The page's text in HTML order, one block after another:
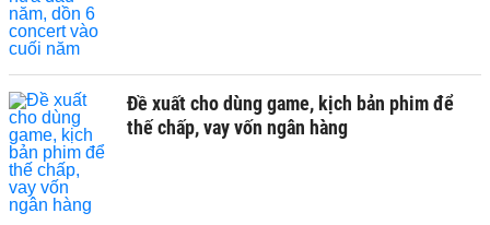
Đề xuất cho dùng game, kịch bản phim để
thế chấp, vay vốn ngân hàng